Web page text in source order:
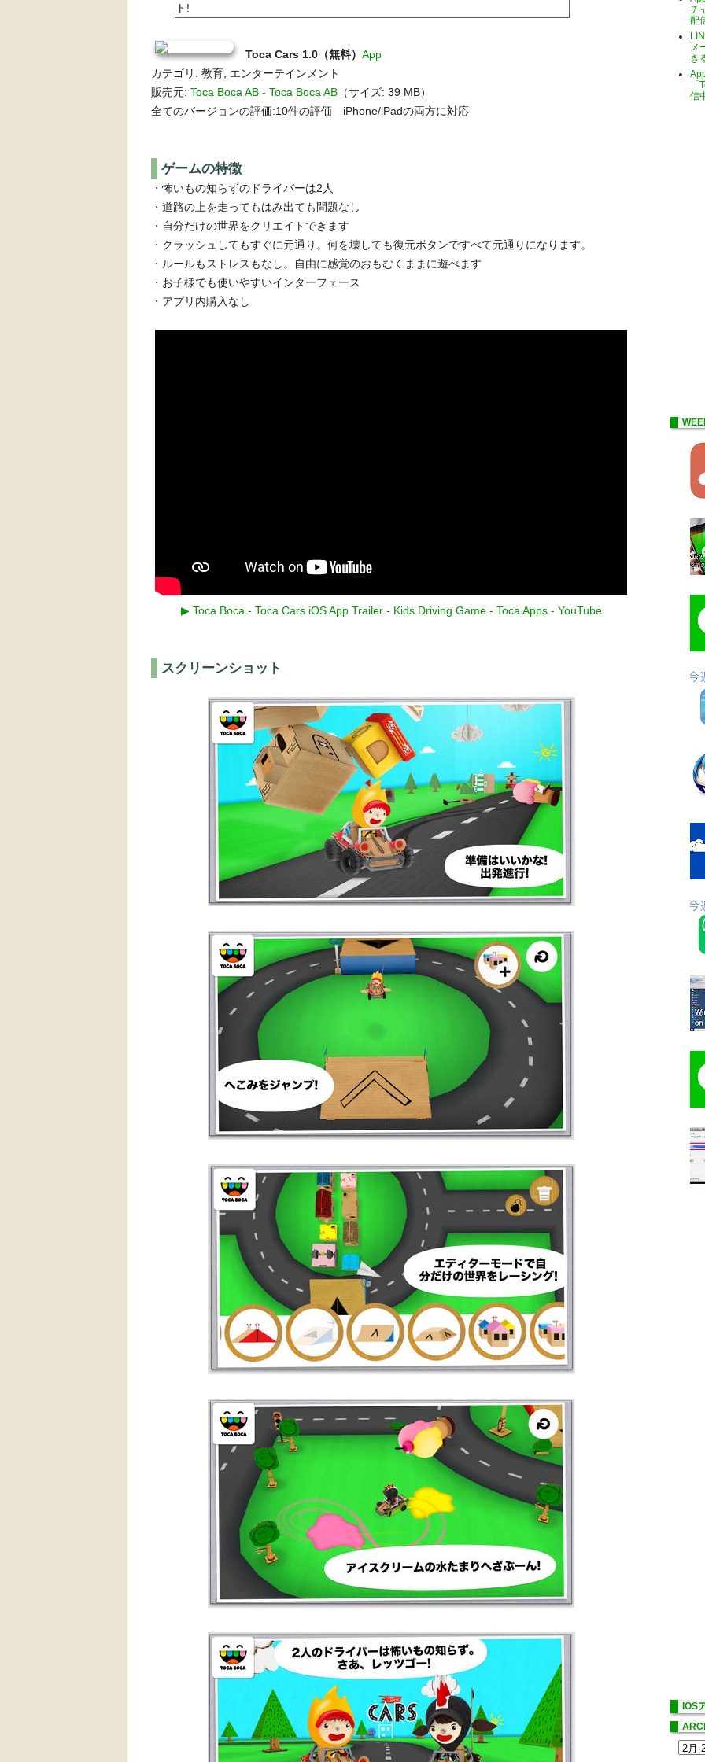
ト!
Toca Cars 1.0（無料） App
カテゴリ: 教育, エンターテインメント
販売元: Toca Boca AB - Toca Boca AB （サイズ: 39 MB）
全てのバージョンの評価:10件の評価 iPhone/iPadの両方に対応
ゲームの特徴
・怖いもの知らずのドライバーは2人
・道路の上を走ってもはみ出ても問題なし
・自分だけの世界をクリエイトできます
・クラッシュしてもすぐに元通り。何を壊しても復元ボタンですべて元通りになります。
・ルールもストレスもなし。自由に感覚のおもむくままに遊べます
・お子様でも使いやすいインターフェース
・アプリ内購入なし
▶ Toca Boca - Toca Cars iOS App Trailer - Kids Driving Game - Toca Apps - YouTube
スクリーンショット
チ
配
メ
き
信
IOS